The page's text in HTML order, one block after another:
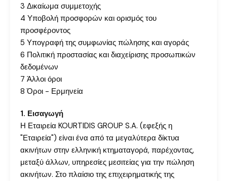
3 Δικαίωμα συμμετοχής
4 Υποβολή προσφορών και ορισμός του
προσφέροντος
5 Υπογραφή της συμφωνίας πώλησης και αγοράς
6 Πολιτική προστασίας και διαχείρισης προσωπικών
δεδομένων
7 Άλλοι όροι
8 Όροι - Ερμηνεία
1. Εισαγωγή
Η Εταιρεία KOURTIDIS GROUP S.A. (εφεξής η
"Εταιρεία") είναι ένα από τα μεγαλύτερα δίκτυα
ακινήτων στην ελληνική κτηματαγορά, παρέχοντας,
μεταξύ άλλων, υπηρεσίες μεσιτείας για την πώληση
ακινήτων. Στο πλαίσιο της επιχειρηματικής της